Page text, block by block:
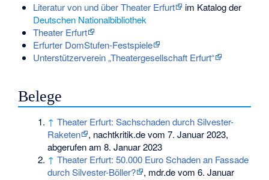
Literatur von und über Theater Erfurt
im Katalog der
Deutschen Nationalbibliothek
Theater Erfurt
Erfurter DomStufen-Festspiele
Unterstützerverein „Theatergesellschaft Erfurt“
Belege
↑ Theater Erfurt: Sachschaden durch Silvester-
Raketen
, nachtkritik.de vom 7. Januar 2023,
abgerufen am 8. Januar 2023
↑ Theater Erfurt: 50.000 Euro Schaden an Fassade
durch Silvester-Böller?
, mdr.de vom 6. Januar